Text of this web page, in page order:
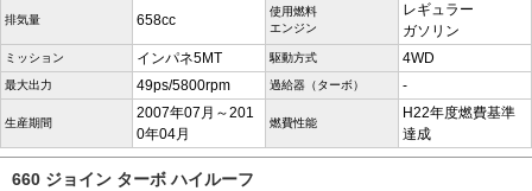
排気量 658cc
使用燃料
エンジン
レギュラー
ガソリン
ミッション インパネ5MT 駆動方式 4WD
最大出力 49ps/5800rpm 過給器（ターボ） -
生産期間
2007年07月～201
0年04月
燃費性能
H22年度燃費基準
達成
660 ジョイン ターボ ハイルーフ